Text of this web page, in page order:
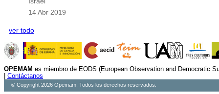
14 Abr 2019
ver todo
OPEMAM es miembro de EODS (European Observation and Democratic
| Contáctanos
© Copyright 2026 Opemam. Todos los derechos reservados.